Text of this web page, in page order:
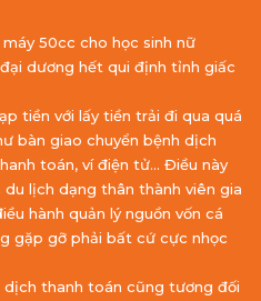
50cc cho học sinh nữ
dương hết qui định tỉnh giấc
tiền với lấy tiền trải đi qua quá
bàn giao chuyển bệnh dịch
toán, ví điện tử… Điều này
lịch dạng thân thành viên gia
hành quản lý nguồn vốn cá
gặp gỡ phải bất cứ cực nhọc
thanh toán cũng tương đối